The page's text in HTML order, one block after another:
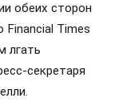
обеих сторон
Financial Times
лгать
секретаря